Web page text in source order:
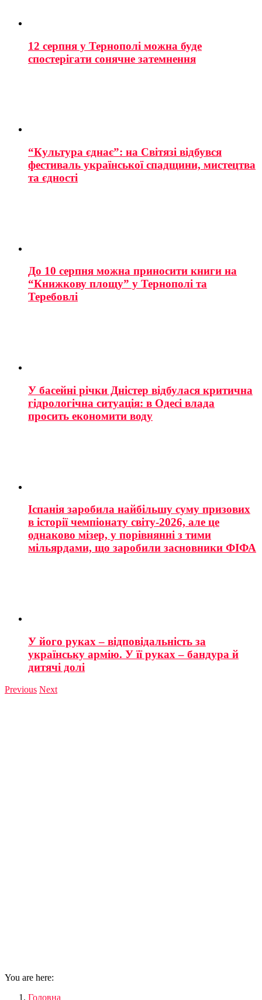
12 серпня у Тернополі можна буде
спостерігати сонячне затемнення
“Культура єднає”: на Світязі відбувся
фестиваль української спадщини, мистецтва
та єдності
До 10 серпня можна приносити книги на
“Книжкову площу” у Тернополі та
Теребовлі
У басейні річки Дністер відбулася критична
гідрологічна ситуація: в Одесі влада
просить економити воду
Іспанія заробила найбільшу суму призових
в історії чемпіонату світу-2026, але це
однаково мізер, у порівнянні з тими
мільярдами, що заробили засновники ФІФА
У його руках – відповідальність за
українську армію. У її руках – бандура й
дитячі долі
Previous Next
You are here:
Головна